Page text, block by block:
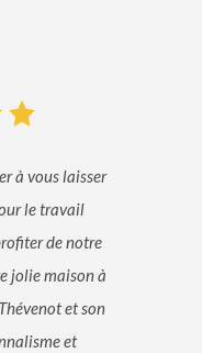
à vous laisser
le travail
de notre
jolie maison à
et son
et